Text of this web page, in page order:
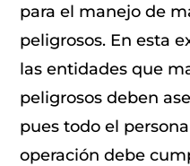
para el manejo de
peligrosos. En esta
las entidades que
peligrosos deben
pues todo el
operación debe